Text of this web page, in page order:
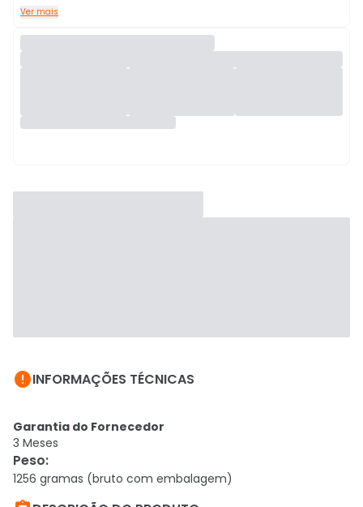
Ver mais
INFORMAÇÕES TÉCNICAS
Garantia do Fornecedor
3 Meses
Peso:
1256 gramas (bruto com embalagem)